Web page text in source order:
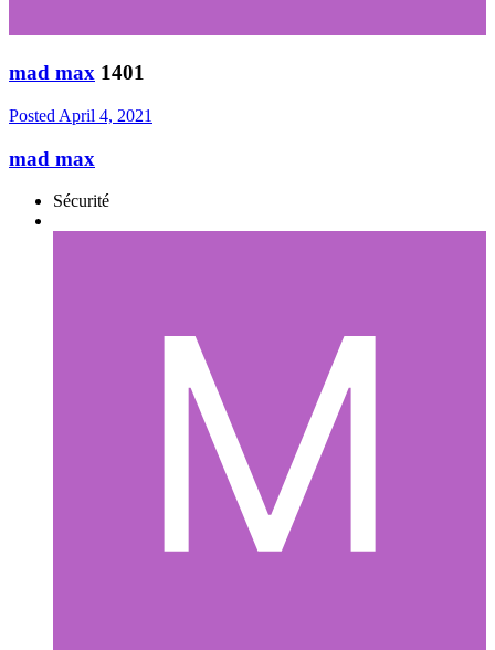
mad max 1401
Posted April 4, 2021
mad max
Sécurité